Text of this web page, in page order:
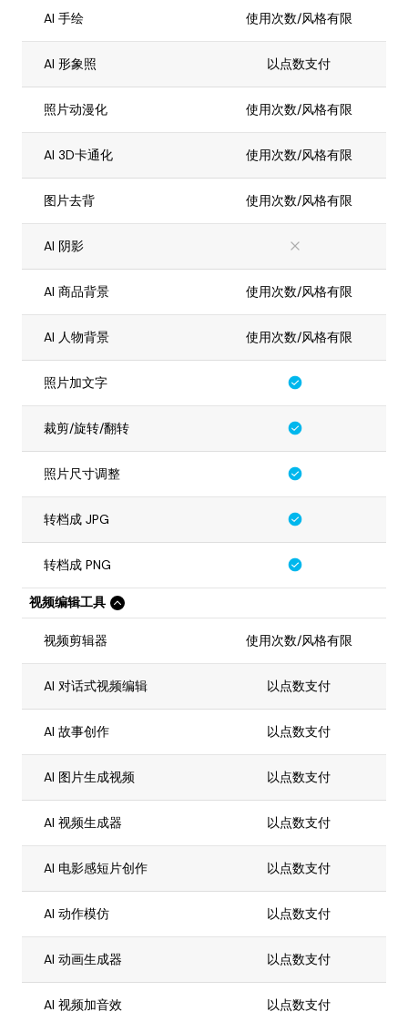
AI 手绘 使用次数/风格有限
AI 形象照 以点数支付
照片动漫化 使用次数/风格有限
AI 3D卡通化 使用次数/风格有限
图片去背 使用次数/风格有限
AI 阴影
AI 商品背景 使用次数/风格有限
AI 人物背景 使用次数/风格有限
照片加文字
裁剪/旋转/翻转
照片尺寸调整
转档成 JPG
转档成 PNG
视频编辑工具
视频剪辑器 使用次数/风格有限
AI 对话式视频编辑 以点数支付
AI 故事创作 以点数支付
AI 图片生成视频 以点数支付
AI 视频生成器 以点数支付
AI 电影感短片创作 以点数支付
AI 动作模仿 以点数支付
AI 动画生成器 以点数支付
AI 视频加音效 以点数支付